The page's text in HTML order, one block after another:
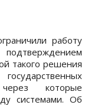
работу
такого решения
которые
системами. Об